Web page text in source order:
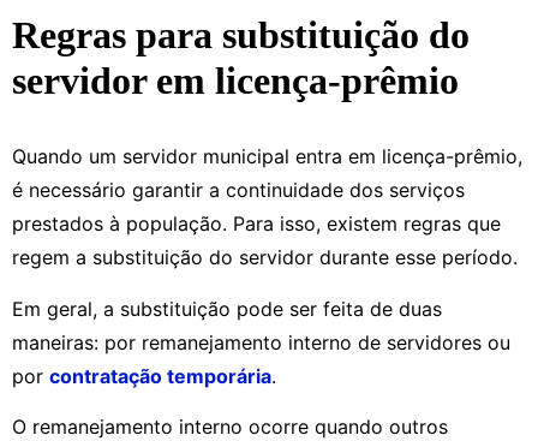
Regras para substituição do
servidor em licença-prêmio
Quando um servidor municipal entra em licença-prêmio,
é necessário garantir a continuidade dos serviços
prestados à população. Para isso, existem regras que
regem a substituição do servidor durante esse período.
Em geral, a substituição pode ser feita de duas
maneiras: por remanejamento interno de servidores ou
por contratação temporária.
O remanejamento interno ocorre quando outros